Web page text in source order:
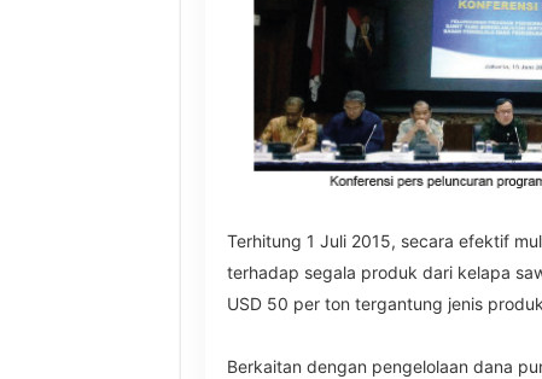
Terhitung 1 Juli 2015, secara efektif
terhadap segala produk dari kelapa
USD 50 per ton tergantung jenis
Berkaitan dengan pengelolaan dana